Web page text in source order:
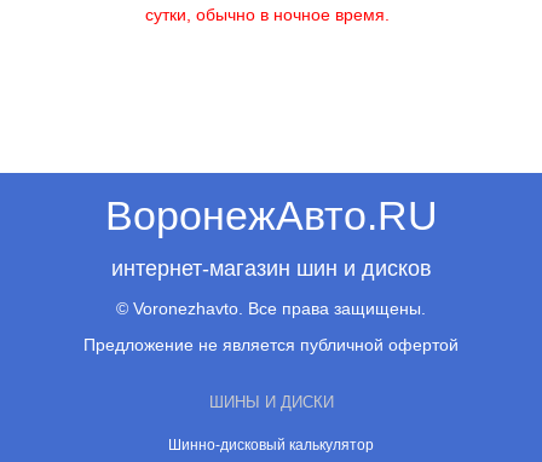
сутки, обычно в ночное время.
ВоронежАвто.RU
интернет-магазин шин и дисков
© Voronezhavto. Все права защищены.
Предложение не является публичной офертой
ШИНЫ И ДИСКИ
Шинно-дисковый калькулятор